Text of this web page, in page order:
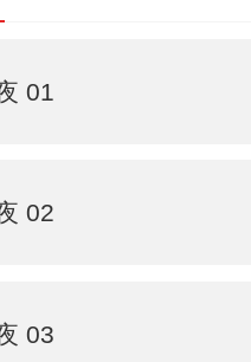
01
02
03